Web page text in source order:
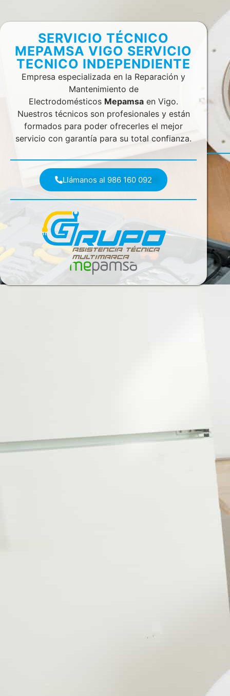
SERVICIO TÉCNICO
MEPAMSA VIGO SERVICIO
TECNICO INDEPENDIENTE
Empresa especializada en la Reparación y
Mantenimiento de
Electrodomésticos Mepamsa en Vigo.
Nuestros técnicos son profesionales y están
formados para poder ofrecerles el mejor
servicio con garantía para su total confianza.
Llámanos al 986 160 092